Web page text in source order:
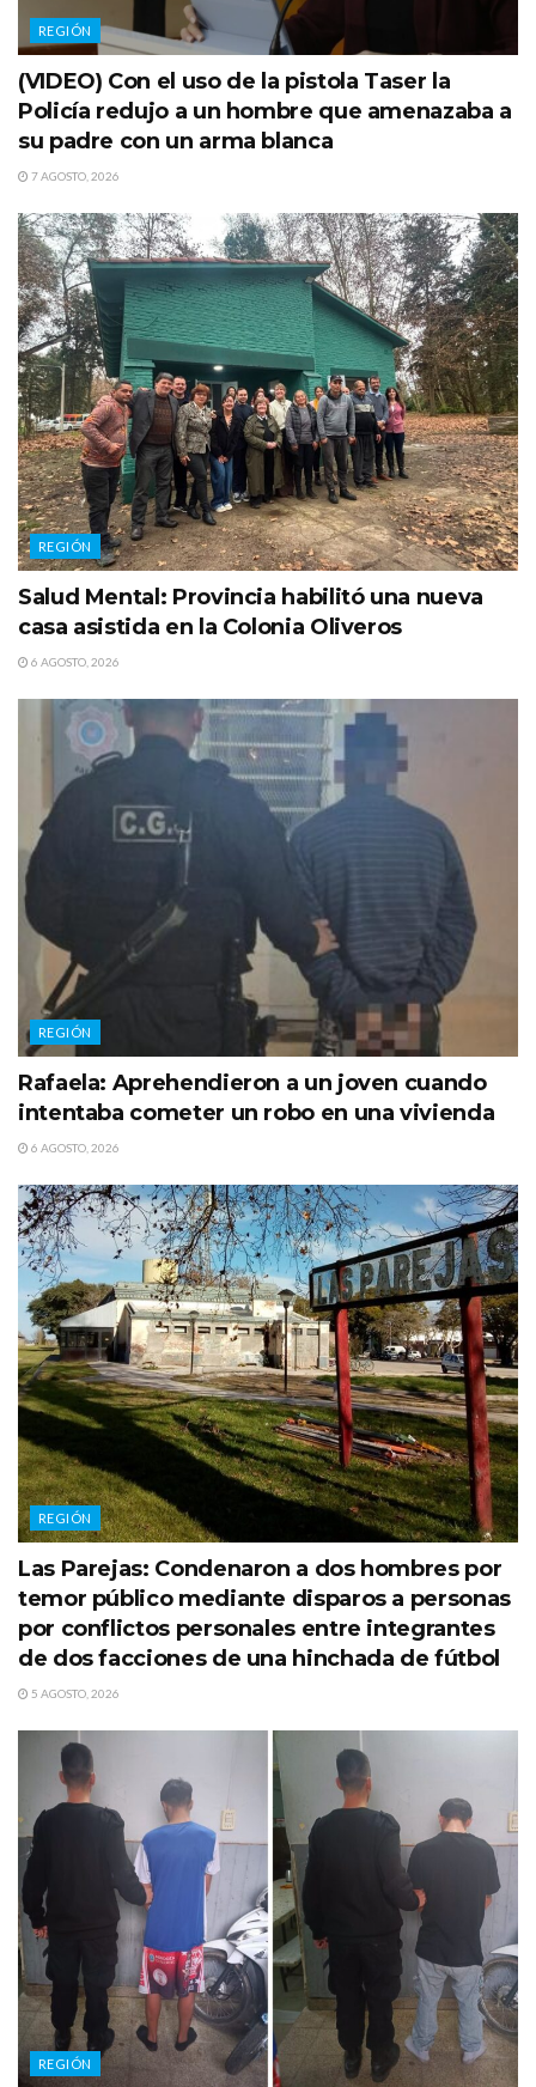
REGIÓN
(VIDEO) Con el uso de la pistola Taser la
Policía redujo a un hombre que amenazaba a
su padre con un arma blanca
7 AGOSTO, 2026
REGIÓN
Salud Mental: Provincia habilitó una nueva
casa asistida en la Colonia Oliveros
6 AGOSTO, 2026
REGIÓN
Rafaela: Aprehendieron a un joven cuando
intentaba cometer un robo en una vivienda
6 AGOSTO, 2026
REGIÓN
Las Parejas: Condenaron a dos hombres por
temor público mediante disparos a personas
por conflictos personales entre integrantes
de dos facciones de una hinchada de fútbol
5 AGOSTO, 2026
REGIÓN